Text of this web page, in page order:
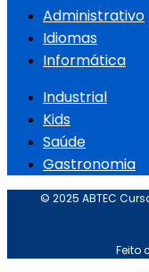
Administrativo
Idiomas
Informática
Industrial
Kids
Saúde
Gastronomia
© 2025 ABTEC
Feito